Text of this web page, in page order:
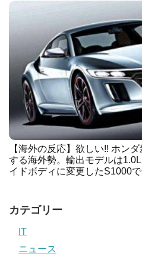
【海外の反応】欲しい!! ホン
する海外勢。輸出モデルは
イドボディに変更したS1000で
カテゴリー
IT
ニュース